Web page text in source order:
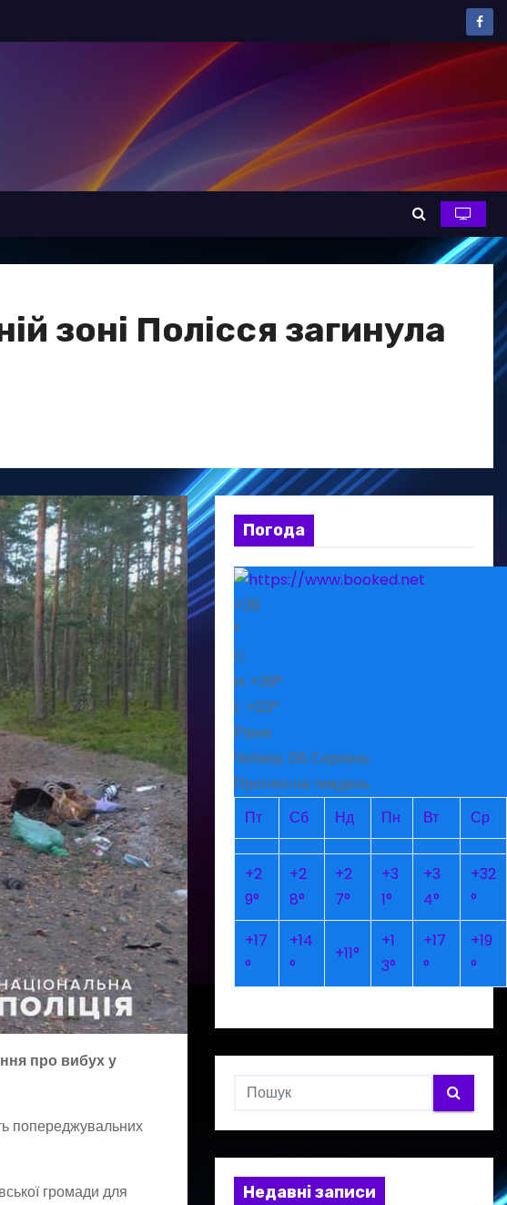
зоні Полісся загинула
про вибух у
попереджувальних
громади для
Погода
+38
°
C
H: +39°
L: +23°
Рівне
Четвер, 06 Серпень
Прогноз на тиждень
Пт
Сб Нд Пн Вт Ср
+2
9°
+2
8°
+2
7°
+3
1°
+3
4°
+32
°
+17
°
+14
°
+11°
+1
3°
+17
°
+19
°
Недавні записи